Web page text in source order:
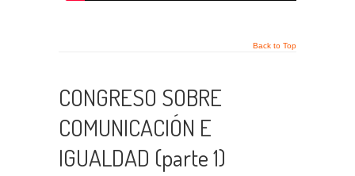
Back to Top
CONGRESO SOBRE
COMUNICACIÓN E
IGUALDAD (parte 1)